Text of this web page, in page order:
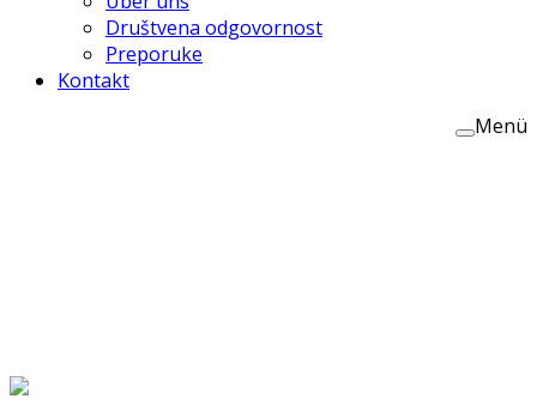
Društvena odgovornost
Preporuke
Kontakt
Menü